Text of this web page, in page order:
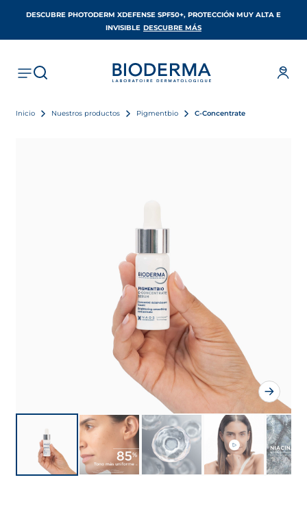
DESCUBRE PHOTODERM XDEFENSE SPF50+, PROTECCIÓN MUY ALTA E
INVISIBLE DESCUBRE MÁS
Inicio Nuestros productos Pigmentbio C-Concentrate